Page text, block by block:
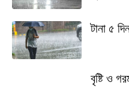
টানা ৫
বৃষ্টি ও